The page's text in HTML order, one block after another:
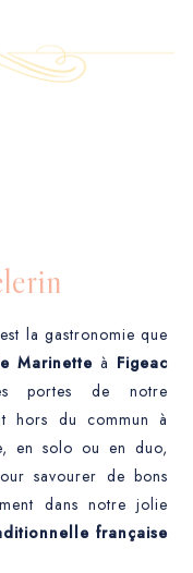
la gastronomie que
Marinette à Figeac
portes de notre
hors du commun à
en solo ou en duo,
savourer de bons
dans notre jolie
française